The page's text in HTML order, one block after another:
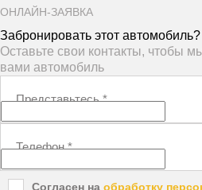
ОНЛАЙН-ЗАЯВКА
Забронировать этот автомобиль?
Оставьте свои контакты, чтобы
вами автомобиль
Представьтесь*
Телефон*
Согласен на обработку